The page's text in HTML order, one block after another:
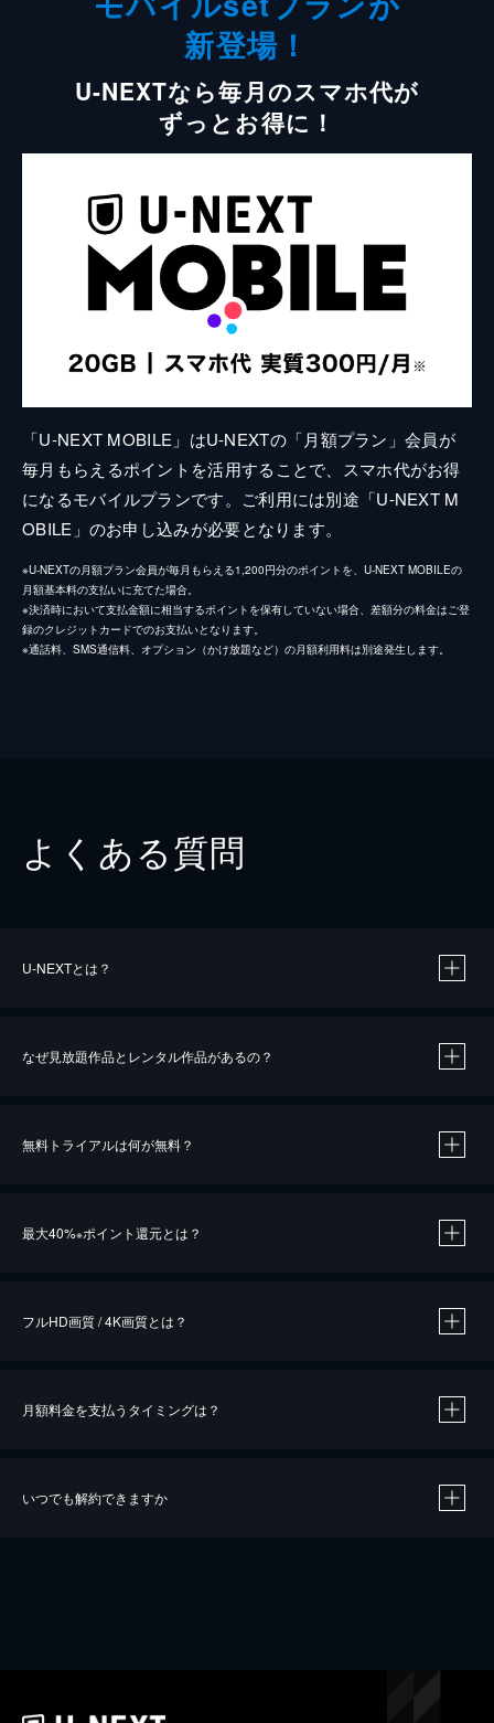
新登場！
U-NEXTなら毎月のスマホ代が
ずっとお得に！
「U-NEXT MOBILE」はU-NEXTの「月額プラン」会員が
毎月もらえるポイントを活用することで、スマホ代がお得
になるモバイルプランです。ご利用には別途「U-NEXT M
OBILE」のお申し込みが必要となります。
※U-NEXTの月額プラン会員が毎月もらえる1,200円分のポイントを、U-NEXT MOBILEの
月額基本料の支払いに充てた場合。
※決済時において支払金額に相当するポイントを保有していない場合、差額分の料金はご登
録のクレジットカードでのお支払いとなります。
※通話料、SMS通信料、オプション（かけ放題など）の月額利用料は別途発生します。
よくある質問
U-NEXTとは？
なぜ見放題作品とレンタル作品があるの？
無料トライアルは何が無料？
最大40%※ポイント還元とは？
※40％ポイント還元の対象は、クレジットカード決済による作品の購入 / レンタルです。
iOSアプリのUコイン決済による作品の購入 / レンタルは、20％のポイント還元です。
フルHD画質 / 4K画質とは？
月額料金を支払うタイミングは？
いつでも解約できますか